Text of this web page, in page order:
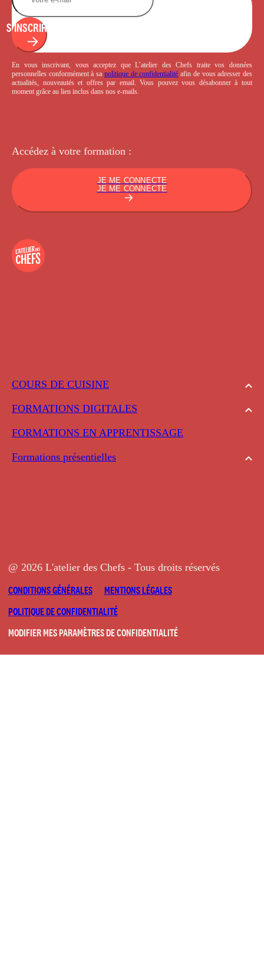
COURS DE CUISINE
FORMATIONS DIGITALES
FORMATIONS EN APPRENTISSAGE
Formations présentielles
S'INSCRIRE
En vous inscrivant, vous acceptez que L’atelier des Chefs traite vos données
personnelles conformément à sa politique de confidentialité afin de vous adresser des
actualités, nouveautés et offres par email. Vous pouvez vous désabonner à tout
moment grâce au lien inclus dans nos e-mails.
Accédez à votre formation :
JE ME CONNECTE
JE ME CONNECTE
@ 2026 L'atelier des Chefs - Tous droits réservés
CONDITIONS GÉNÉRALES
MENTIONS LÉGALES
POLITIQUE DE CONFIDENTIALITÉ
MODIFIER MES PARAMÈTRES DE CONFIDENTIALITÉ